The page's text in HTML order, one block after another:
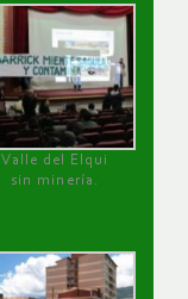
Valle del Elqui
sin minería.